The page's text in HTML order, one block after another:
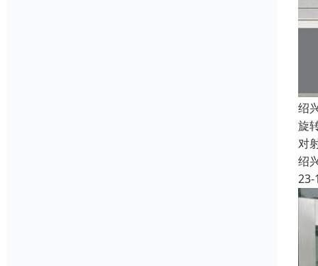
绍
旋
对
绍
23-